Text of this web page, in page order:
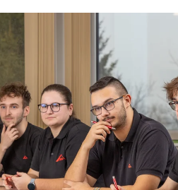
Toló rendszerek
Elektronika ajtókhoz
Ajtók beépítése és üvegezése